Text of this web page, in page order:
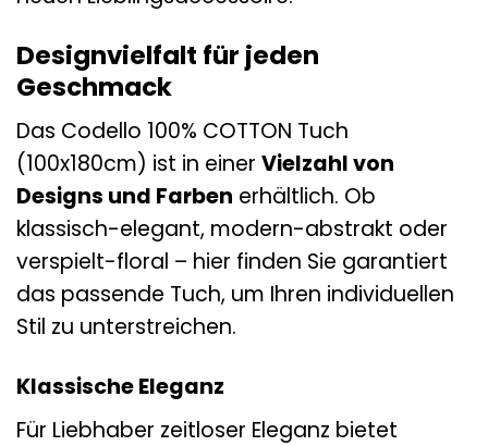
Designvielfalt für jeden
Geschmack
Das Codello 100% COTTON Tuch
(100x180cm) ist in einer Vielzahl von
Designs und Farben erhältlich. Ob
klassisch-elegant, modern-abstrakt oder
verspielt-floral – hier finden Sie garantiert
das passende Tuch, um Ihren individuellen
Stil zu unterstreichen.
Klassische Eleganz
Für Liebhaber zeitloser Eleganz bietet